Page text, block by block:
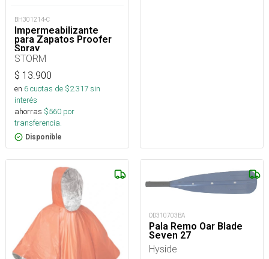
BH301214-C
Impermeabilizante
para Zapatos Proofer
Spray
STORM
$ 13.900
en 6cuotas de $2.317sin
interés
ahorras $560 por
transferencia.
Disponible
OD310703BA
Pala Remo Oar Blade
Seven 27
Hyside